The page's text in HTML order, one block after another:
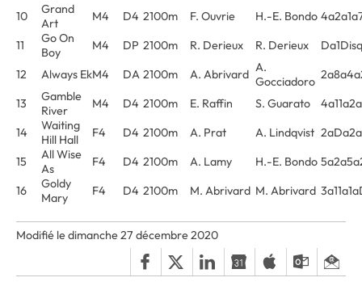
10
Grand
Art
M4 D4 2100m F. Ouvrie H.-E. Bondo
11
Go On
Boy
M4 DP 2100m R. Derieux R. Derieux
12
Always EkM4 DA 2100m A. Abrivard A.
Gocciadoro
13
Gamble
River
M4 D4 2100m E. Raffin S. Guarato
14
Waiting
Hill Hall
F4 D4 2100m A. Prat A. Lindqvist
15
All Wise
As
F4 D4 2100m A. Lamy H.-E. Bondo
16
Goldy
Mary
F4 D4 2100m M. Abrivard M. Abrivard
Modifié le dimanche 27 décembre 2020